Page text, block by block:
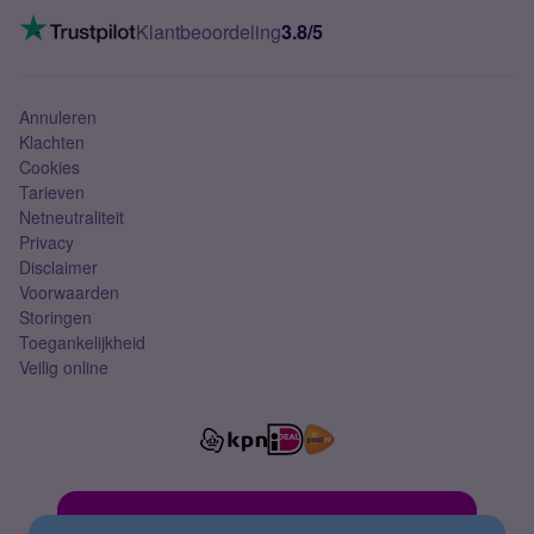
Mobiel abonnement
VoLTE 4G bellenKlantbeoordeling3.8/5
Annuleren
Klachten
Cookies
Tarieven
Netneutraliteit
Privacy
Disclaimer
Voorwaarden
Storingen
Toegankelijkheid
Veilig online